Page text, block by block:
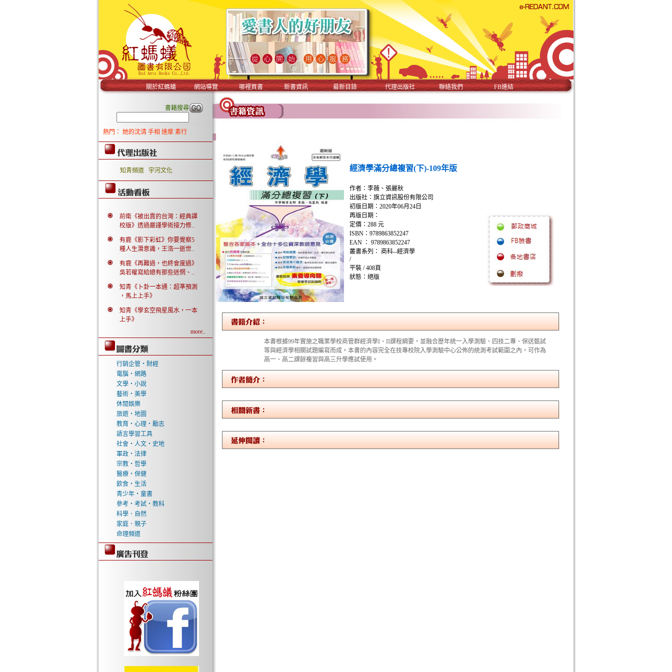
關於紅螞蟻 網站導覽 哪裡買書 新書資訊 最新目錄 代理出版社 聯絡我們 FB連結
書籍搜尋
熱門： 她的沈清 手相 達摩 素行
知青頻道 宇河文化
前衛《被出賣的台灣：經典譯
校版》透過嚴謹學術接力修..
有鹿《影下彩虹》你要覺察5
種人生潛意識，王浩一逝世..
有鹿《再難過，也終會度過》
吳若權寫給總有那些迷惘、..
知青《卜卦一本通：超準預測
，馬上上手》
知青《學玄空飛星風水，一本
上手》
more..
行銷企管‧財經
電腦‧網路
文學‧小說
藝術‧美學
休閒娛樂
旅遊‧地圖
教育‧心理‧勵志
語言學習工具
社會‧人文‧史地
軍政‧法律
宗教‧哲學
醫療‧保健
飲食‧生活
青少年‧童書
參考‧考試‧教科
科學．自然
家庭．親子
命理頻道
經濟學滿分總複習(下)-109年版
作者：李薇、張麗秋
出版社：旗立資訊股份有限公司
初版日期：2020年06月24日
再版日期：
定價：288 元
ISBN：9789863852247
EAN ： 9789863852247
叢書系列： 商科--經濟學
/
平裝 / 408頁
狀態：絕版
本書根據99年實施之職業學校商管群經濟學I、II課程綱要，並融合歷年統一入學測驗、四技二專、保送甄試
等與經濟學相關試題編寫而成。本書的內容完全在技專校院入學測驗中心公佈的統測考試範圍之內，可作為
高一、高二課餘複習與高三升學應試使用。